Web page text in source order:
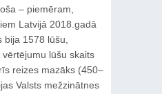
– piemēram,
Latvijā 2018.gadā
1578 lūšu,
lūšu skaits
reizes mazāks (450–
Valsts mežzinātnes